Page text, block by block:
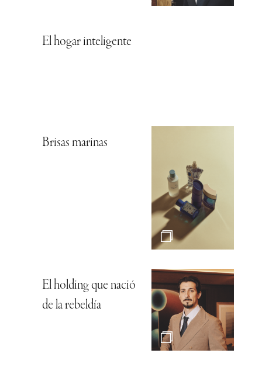
El hogar inteligente
Brisas marinas
El holding que nació
de la rebeldía